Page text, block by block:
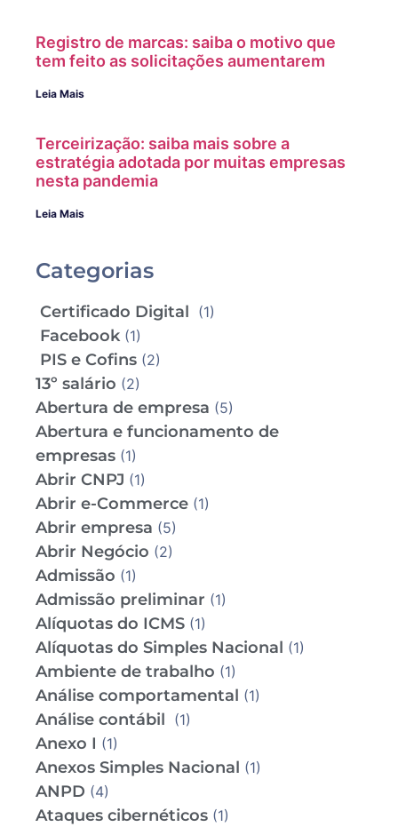
Registro de marcas: saiba o motivo que
tem feito as solicitações aumentarem
Leia Mais
Terceirização: saiba mais sobre a
estratégia adotada por muitas empresas
nesta pandemia
Leia Mais
Categorias
Certificado Digital (1)
Facebook(1)
PIS e Cofins (2)
13º salário (2)
Abertura de empresa (5)
Abertura e funcionamento de
empresas (1)
Abrir CNPJ (1)
Abrir e-Commerce (1)
Abrir empresa (5)
Abrir Negócio (2)
Admissão (1)
Admissão preliminar (1)
Alíquotas do ICMS (1)
Alíquotas do Simples Nacional (1)
Ambiente de trabalho (1)
Análise comportamental (1)
Análise contábil (1)
Anexo I (1)
Anexos Simples Nacional (1)
ANPD (4)
Ataques cibernéticos (1)